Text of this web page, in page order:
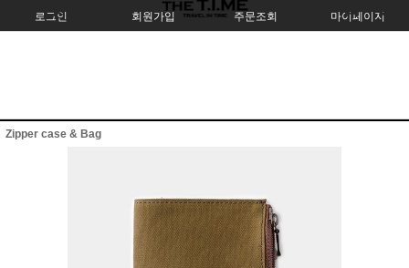
로그인 회원가입 주문조회 마이페이지
Zipper case & Bag